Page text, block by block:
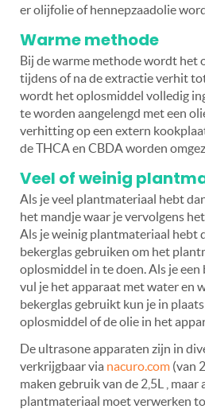
er olijfolie of hennepzaadolie
Warme methode
Bij de warme methode wordt het
tijdens of na de extractie verhit
wordt het oplosmiddel volledig
te worden aangelengd met een
verhitting op een extern
de THCA en CBDA worden
Veel of weinig
Als je veel plantmateriaal hebt
het mandje waar je vervolgens
Als je weinig plantmateriaal hebt
bekerglas gebruiken om het
oplosmiddel in te doen. Als je
vul je het apparaat met water en
bekerglas gebruikt kun je in
oplosmiddel of de olie in het
De ultrasone apparaten zijn in
verkrijgbaar via nacuro.com (van
maken gebruik van de 2,5L , maar
plantmateriaal moet verwerken